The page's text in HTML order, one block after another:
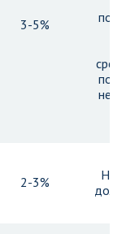
3-5%
2-3%
Не